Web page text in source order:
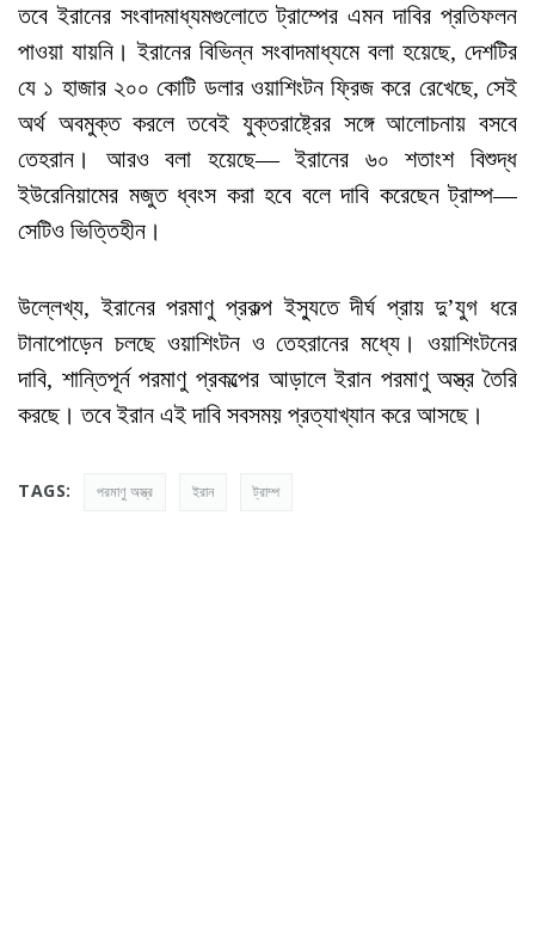
তবে ইরানের সংবাদমাধ্যমগুলোতে ট্রাম্পের এমন দাবির প্রতিফলন
পাওয়া যায়নি। ইরানের বিভিন্ন সংবাদমাধ্যমে বলা হয়েছে, দেশটির
যে ১ হাজার ২০০ কোটি ডলার ওয়াশিংটন ফ্রিজ করে রেখেছে, সেই
অর্থ অবমুক্ত করলে তবেই যুক্তরাষ্ট্রের সঙ্গে আলোচনায় বসবে
তেহরান। আরও বলা হয়েছে— ইরানের ৬০ শতাংশ বিশুদ্ধ
ইউরেনিয়ামের মজুত ধ্বংস করা হবে বলে দাবি করেছেন ট্রাম্প—
সেটিও ভিত্তিহীন।
উল্লেখ্য, ইরানের পরমাণু প্রকল্প ইস্যুতে দীর্ঘ প্রায় দু’যুগ ধরে
টানাপোড়েন চলছে ওয়াশিংটন ও তেহরানের মধ্যে। ওয়াশিংটনের
দাবি, শান্তিপূর্ন পরমাণু প্রকল্পের আড়ালে ইরান পরমাণু অস্ত্র তৈরি
করছে। তবে ইরান এই দাবি সবসময় প্রত্যাখ্যান করে আসছে।
TAGS: পরমাণু অস্ত্র ইরান ট্রাম্প